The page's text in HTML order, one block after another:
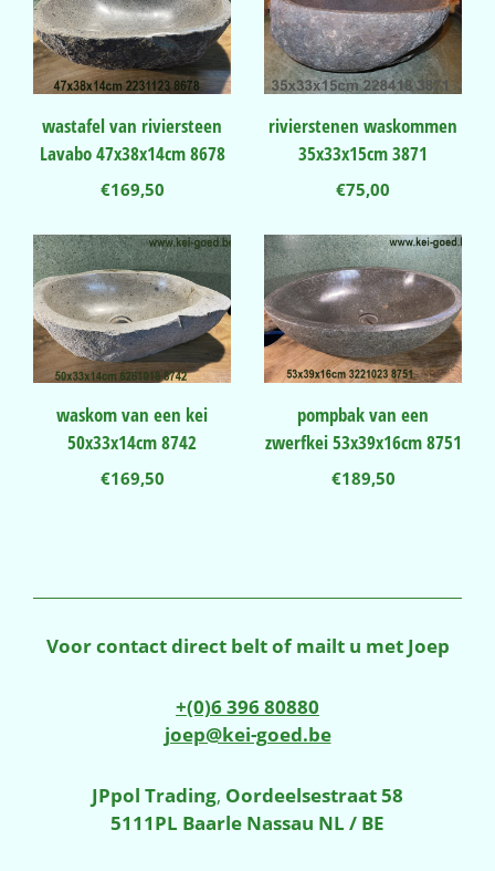
wastafel van riviersteen
Lavabo 47x38x14cm 8678
€169,50
rivierstenen waskommen
35x33x15cm 3871
€75,00
waskom van een kei
50x33x14cm 8742
€169,50
pompbak van een
zwerfkei 53x39x16cm 8751
€189,50
Voor contact direct belt of mailt u met Joep
+(0)6 396 80880
joep@kei-goed.be
JPpol Trading, Oordeelsestraat 58
5111PL Baarle Nassau NL / BE